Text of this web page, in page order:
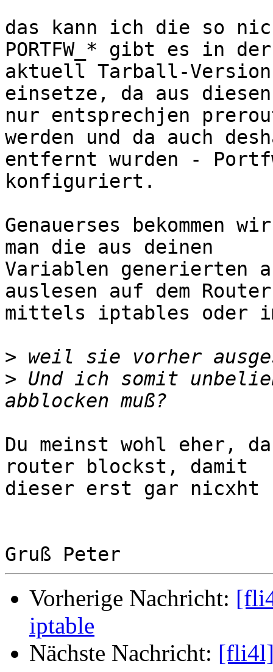
das kann ich die so
PORTFW_* gibt es in der
aktuell Tarball-
einsetze, da aus
nur entsprechjen
werden und da auch
entfernt wurden -
konfiguriert.
Genauerses bekommen
man die aus deinen
Variablen
auslesen auf dem Router
mittels iptables oder im
>
> Und ich somit
Du meinst wohl eher,
router blockst, damit
dieser erst gar nicxht
Vorherige Nachricht:
iptable
Nächste Nachricht: [fli4l]